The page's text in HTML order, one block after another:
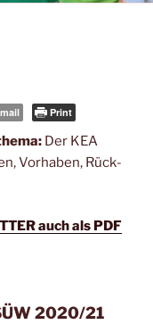
Print
Der KEA
Vor­ha­ben, Rück­
auch als PDF
2020/21